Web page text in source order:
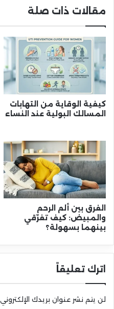
مقالات ذات صلة
كيفية الوقاية من التهابات
المسالك البولية عند النساء
الفرق بين ألم الرحم
والمبيض: كيف تفرّقي
بينهما بسهولة؟
اترك تعليقاً
لن يتم نشر عنوان بريدك الإلكتروني.